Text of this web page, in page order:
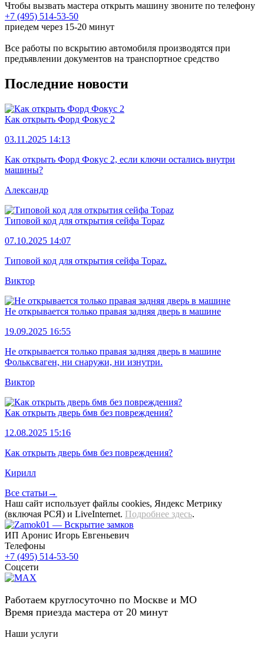
Чтобы вызвать мастера открыть машину звоните по телефону
+7 (495) 514-53-50
приедем через 15-20 минут
Все работы по вскрытию автомобиля производятся при
предъявлении документов на транспортное средство
Последние новости
Как открыть Форд Фокус 2
03.11.2025 14:13
Как открыть Форд Фокус 2, если ключи остались внутри
машины?
Александр
Типовой код для открытия сейфа Topaz
07.10.2025 14:07
Типовой код для открытия сейфа Topaz.
Виктор
Не открывается только правая задняя дверь в машине
19.09.2025 16:55
Не открывается только правая задняя дверь в машине
Фольксваген, ни снаружи, ни изнутри.
Виктор
Как открыть дверь бмв без повреждения?
12.08.2025 15:16
Как открыть дверь бмв без повреждения?
Кирилл
Все статьи→
Наш сайт использует файлы cookies, Яндекс Метрику
(включая РСЯ) и LiveInternet. Подробнее здесь.
ИП Аронис Игорь Евгеньевич
Телефоны
+7 (495) 514-53-50
Соцсети
Работаем круглосуточно по Москве и МО
Время приезда мастера от 20 минут
Наши услуги